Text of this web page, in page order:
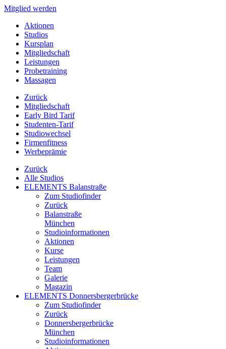
Mitglied werden
Aktionen
Studios
Kursplan
Mitgliedschaft
Leistungen
Probetraining
Massagen
Zurück
Mitgliedschaft
Early Bird Tarif
Studenten-Tarif
Studiowechsel
Firmenfitness
Werbeprämie
Zurück
Alle Studios
ELEMENTS Balanstraße
Zum Studiofinder
Zurück
Balan­straße
München
Studioinformationen
Aktionen
Kurse
Leistungen
Team
Galerie
Magazin
ELEMENTS Donnersbergerbrücke
Zum Studiofinder
Zurück
Donners­berger­brücke
München
Studioinformationen